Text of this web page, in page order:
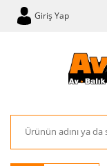
Giriş Yap